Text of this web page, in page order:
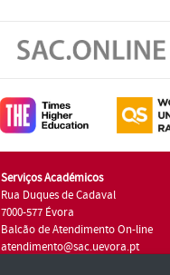
Serviços Académicos
Rua Duques de Cadaval
7000-577 Évora
Balcão de Atendimento On-line
atendimento@sac.uevora.pt